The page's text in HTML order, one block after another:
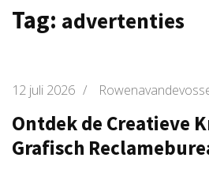
Tag: advertenties
12 juli 2026 /
Ontdek de Creatieve
Grafisch